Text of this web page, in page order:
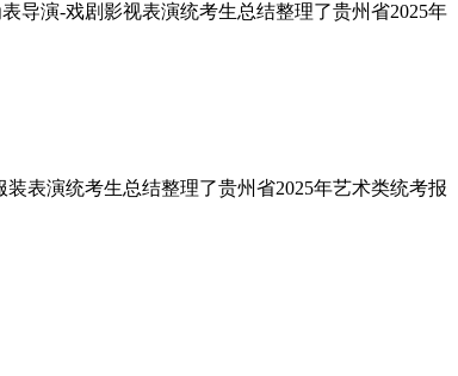
导演-戏剧影视表演统考生总结整理了贵州省2025年
表演统考生总结整理了贵州省2025年艺术类统考报